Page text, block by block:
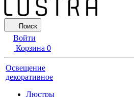
Поиск
Войти
Корзина 0
Освещение
декоративное
Люстры